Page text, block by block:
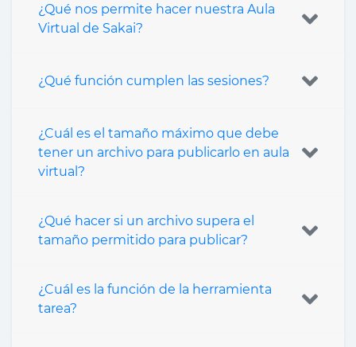
¿Qué nos permite hacer nuestra Aula
Virtual de Sakai?
¿Qué función cumplen las sesiones?
¿Cuál es el tamaño máximo que debe
tener un archivo para publicarlo en aula
virtual?
¿Qué hacer si un archivo supera el
tamaño permitido para publicar?
¿Cuál es la función de la herramienta
tarea?